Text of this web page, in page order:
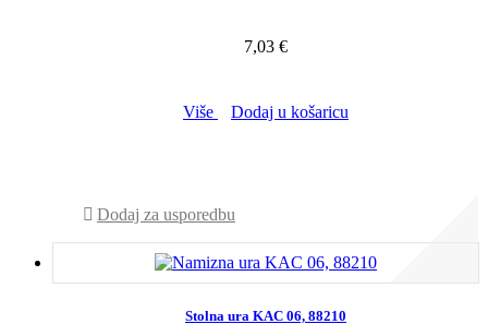
7,03 €
Više Dodaj u košaricu
Dodaj za usporedbu
Stolna ura KAC 06, 88210